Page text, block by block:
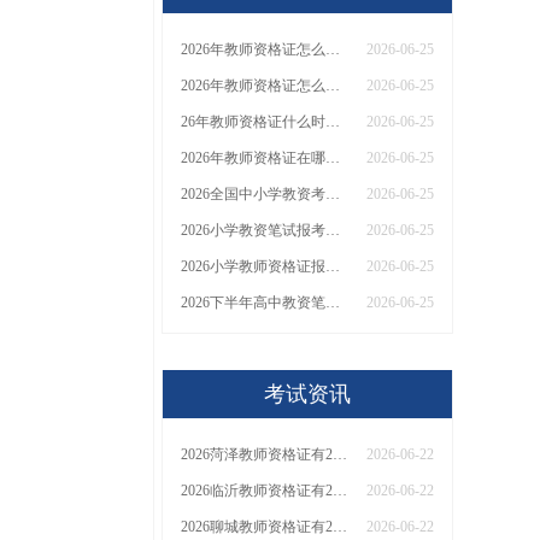
2026年教师资格证怎么报名 报名入口是哪个 2026-06-25
2026年教师资格证怎么报名 什么时候可以报 2026-06-25
26年教师资格证什么时候考 在哪里报名 2026-06-25
2026年教师资格证在哪里能报名 怎么报 2026-06-25
2026全国中小学教资考试报名入口（新） 2026-06-25
2026小学教资笔试报考要求是什么 报名安排在什么时候 2026-06-25
2026小学教师资格证报考需要什么条件 什么时候能报名 2026-06-25
2026下半年高中教资笔试和面试时间是多少（最新） 2026-06-25
考试资讯
2026菏泽教师资格证有2000元补贴？怎么申请 2026-06-22
2026临沂教师资格证有2000元补贴？怎么申请 2026-06-22
2026聊城教师资格证有2000元补贴？怎么申请 2026-06-22